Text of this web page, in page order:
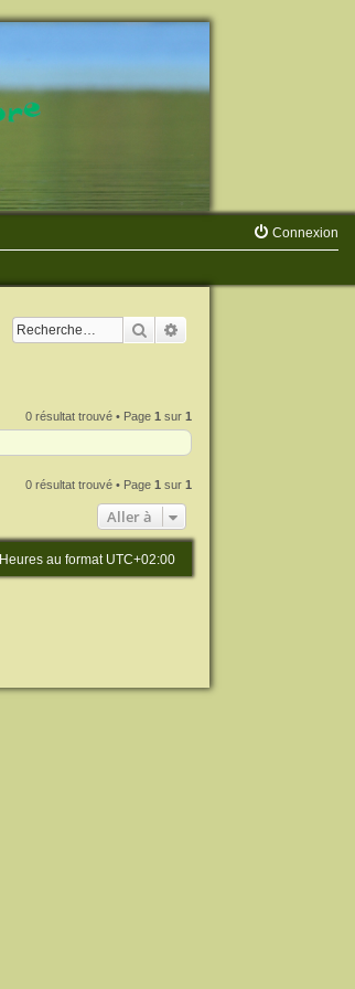
Connexion
Rechercher
0 résultat trouvé • Page1 sur1
0 résultat trouvé • Page1 sur1
Aller à
Heures au format UTC+02:00